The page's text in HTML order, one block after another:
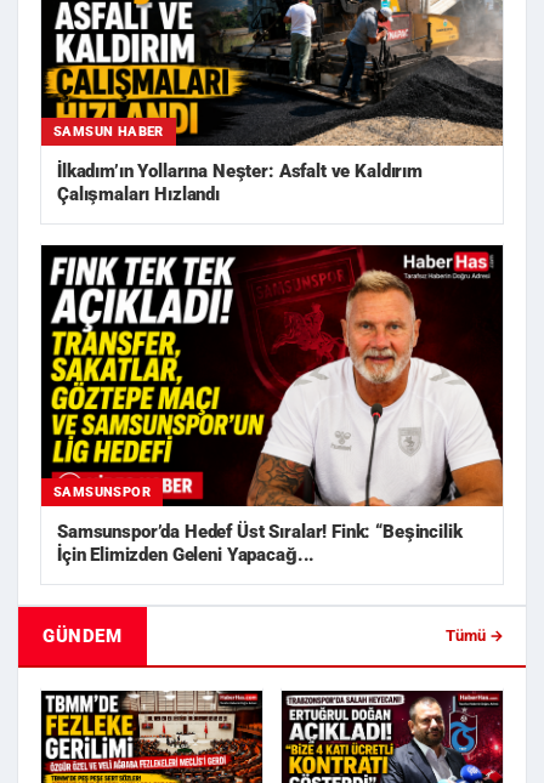
SAMSUN HABER
İlkadım’ın Yollarına Neşter: Asfalt ve Kaldırım
Çalışmaları Hızlandı
SAMSUNSPOR
Samsunspor’da Hedef Üst Sıralar! Fink: “Beşincilik
İçin Elimizden Geleni Yapacağ...
GÜNDEM Tümü →